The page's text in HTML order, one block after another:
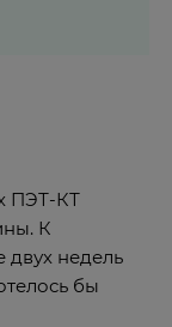
ПЭТ-КТ
К
недель
бы